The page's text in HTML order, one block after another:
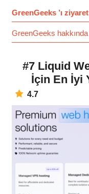
GreenGeeks ’ı
GreenGeeks
#7 Liquid
İçin En İyi
4.7